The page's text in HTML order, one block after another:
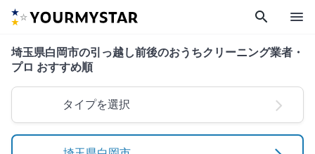
search menu
埼玉県白岡市の引っ越し前後のおうちクリーニング業者・
プロ おすすめ順
タイプを選択